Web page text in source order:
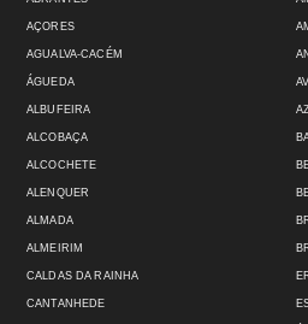
AÇORES
AGUALVA-CACÉM
ÁGUEDA
ALBUFEIRA
ALCOBAÇA
ALCOCHETE
ALENQUER
ALMADA
ALMEIRIM
CALDAS DA RAINHA
CANTANHEDE